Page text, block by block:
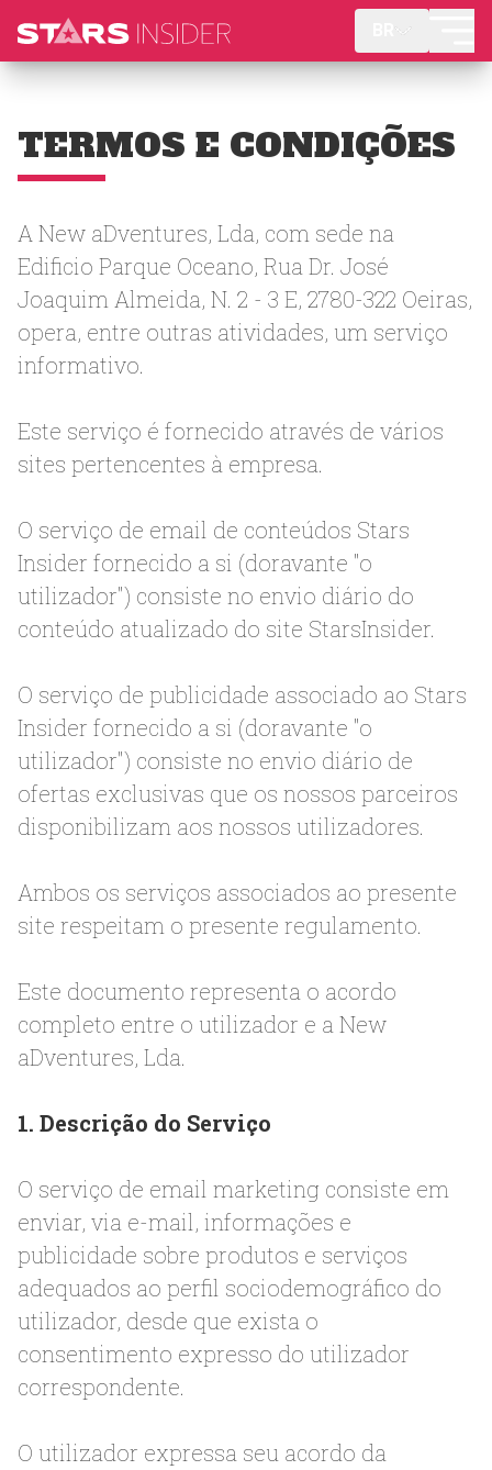
TERMOS E CONDIÇÕES
A New aDventures, Lda, com sede na
Edificio Parque Oceano, Rua Dr. José
Joaquim Almeida, N. 2 - 3 E, 2780-322 Oeiras,
opera, entre outras atividades, um serviço
informativo.
Este serviço é fornecido através de vários
sites pertencentes à empresa.
O serviço de email de conteúdos Stars
Insider fornecido a si (doravante "o
utilizador") consiste no envio diário do
conteúdo atualizado do site StarsInsider.
O serviço de publicidade associado ao Stars
Insider fornecido a si (doravante "o
utilizador") consiste no envio diário de
ofertas exclusivas que os nossos parceiros
disponibilizam aos nossos utilizadores.
Ambos os serviços associados ao presente
site respeitam o presente regulamento.
Este documento representa o acordo
completo entre o utilizador e a New
aDventures, Lda.
1. Descrição do Serviço
O serviço de email marketing consiste em
enviar, via e-mail, informações e
publicidade sobre produtos e serviços
adequados ao perfil sociodemográfico do
utilizador, desde que exista o
consentimento expresso do utilizador
correspondente.
O utilizador expressa seu acordo da